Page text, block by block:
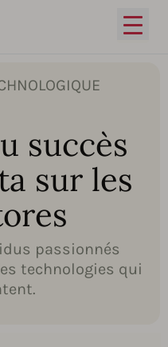
succès
sur les
passionnés
technologies qui